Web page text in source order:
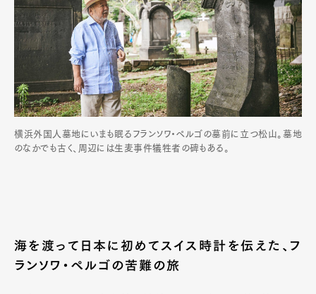
横浜外国人墓地にいまも眠るフランソワ・ペルゴの墓前に立つ松山。墓地
のなかでも古く、周辺には生麦事件犠牲者の碑もある。
海を渡って日本に初めてスイス時計を伝えた、フ
ランソワ・ペルゴの苦難の旅